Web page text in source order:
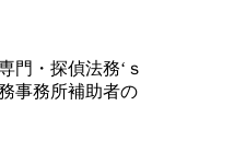
門・探偵法務‘ｓ
事務所補助者の